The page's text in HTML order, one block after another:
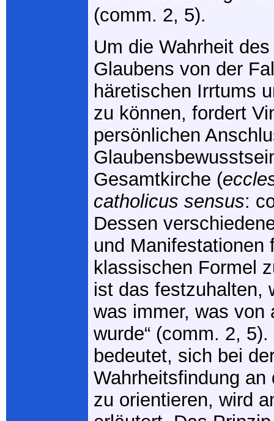
(comm. 2, 5).
Um die Wahrheit
Glaubens von der
häretischen Irrtums
zu können, fordert
persönlichen
Gesamtkirche (
catholicus sensus:
Dessen
und Manifestationen
klassischen Formel
ist das festzuhalten,
was immer, was von
wurde“ (comm. 2,
bedeutet, sich bei
Wahrheitsfindung an
zu orientieren, wird